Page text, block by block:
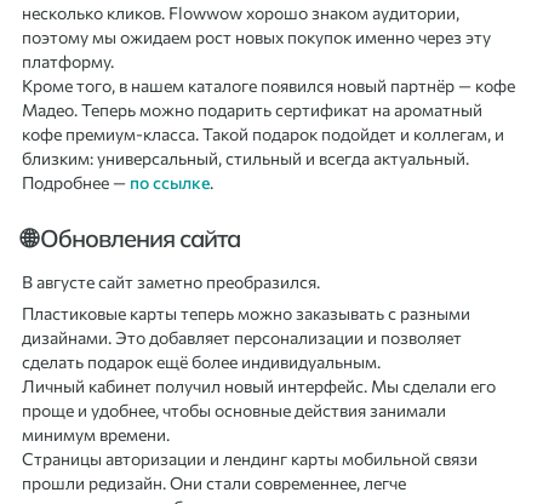
несколько кликов. Flowwow хорошо знаком аудитории,
поэтому мы ожидаем рост новых покупок именно через эту
платформу.
Кроме того, в нашем каталоге появился новый партнёр — кофе
Мадео. Теперь можно подарить сертификат на ароматный
кофе премиум-класса. Такой подарок подойдет и коллегам, и
близким: универсальный, стильный и всегда актуальный.
Подробнее — по ссылке.
🌐 Обновления сайта
В августе сайт заметно преобразился.
Пластиковые карты теперь можно заказывать с разными
дизайнами. Это добавляет персонализации и позволяет
сделать подарок ещё более индивидуальным.
Личный кабинет получил новый интерфейс. Мы сделали его
проще и удобнее, чтобы основные действия занимали
минимум времени.
Страницы авторизации и лендинг карты мобильной связи
прошли редизайн. Они стали современнее, легче